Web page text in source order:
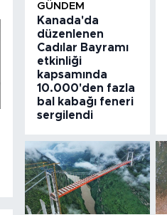
GÜNDEM
Kanada'da
düzenlenen
Cadılar Bayramı
etkinliği
kapsamında
10.000'den fazla
bal kabağı feneri
sergilendi